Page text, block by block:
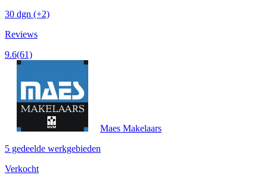
30 dgn (+2)
Reviews
9.6(61)
Maes Makelaars
5 gedeelde werkgebieden
Verkocht